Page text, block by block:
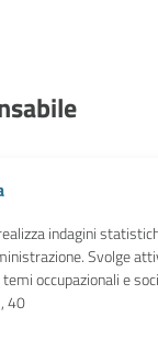
indagini
Svolge
occupazionali e
40